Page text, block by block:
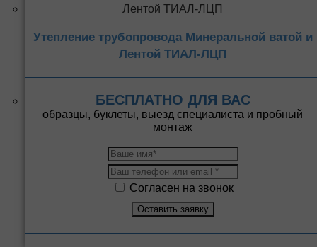
Утепление трубопровода Минеральной ватой и
Лентой ТИАЛ-ЛЦП
БЕСПЛАТНО ДЛЯ ВАС
образцы, буклеты, выезд специалиста и пробный
монтаж
Согласен на звонок